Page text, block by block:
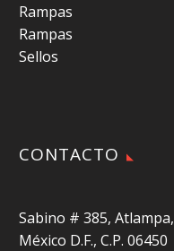
Rampas
Rampas
Sellos
CONTACTO
Sabino # 385, Atlampa,
México D.F., C.P. 06450